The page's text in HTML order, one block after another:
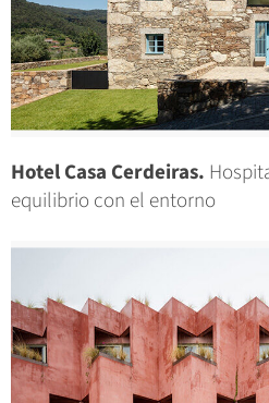
Hotel Casa Cerdeiras.
equilibrio con el entorno